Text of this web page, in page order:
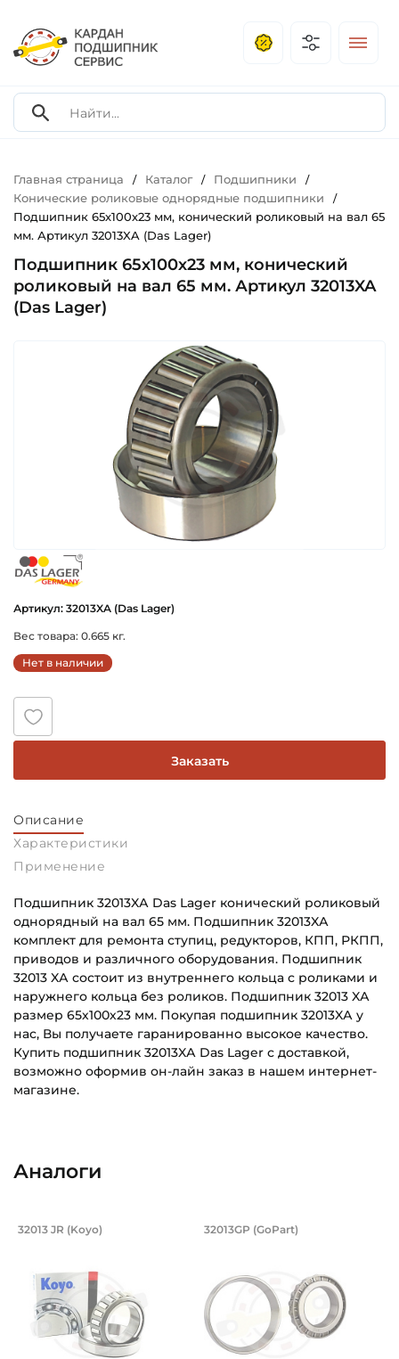
Главная страница / Каталог / Подшипники /
Конические роликовые однорядные подшипники /
Подшипник 65х100х23 мм, конический роликовый на вал 65
мм. Артикул 32013XA (Das Lager)
Подшипник 65х100х23 мм, конический
роликовый на вал 65 мм. Артикул 32013XA
(Das Lager)
Артикул: 32013XA (Das Lager)
Вес товара: 0.665 кг.
Нет в наличии
Заказать
Описание
Характеристики
Применение
Подшипник 32013XА Das Lager конический роликовый
однорядный на вал 65 мм. Подшипник 32013XА
комплект для ремонта ступиц, редукторов, КПП, РКПП,
приводов и различного оборудования. Подшипник
32013 XА состоит из внутреннего кольца с роликами и
наружнего кольца без роликов. Подшипник 32013 XА
размер 65х100х23 мм. Покупая подшипник 32013XА у
нас, Вы получаете гаранированно высокое качество.
Купить подшипник 32013XА Das Lager с доставкой,
возможно оформив он-лайн заказ в нашем интернет-
магазине.
Наружный диаметр (D):
Тип посадочного отверстия на вал:
Тип наружного кольца:
Цилиндрическое
Вид уплотнения:
Категория:
Аналоги
Подшипник 65х100х23/17,5 мм,
32013 JR (Koyo) Подшипник
32013GP (GoPart)